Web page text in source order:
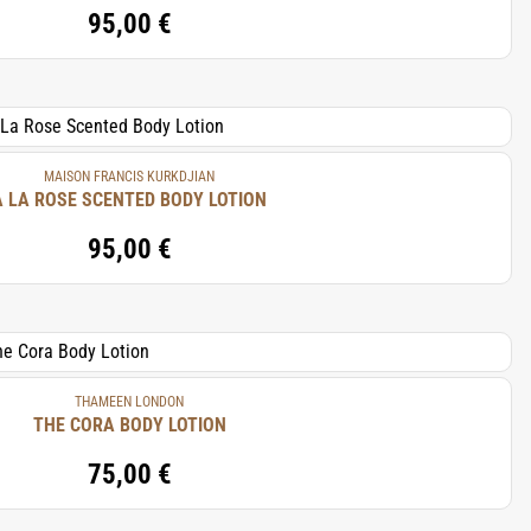
95,00 €
MAISON FRANCIS KURKDJIAN
LA ROSE SCENTED BODY LOTION
95,00 €
THAMEEN LONDON
THE CORA BODY LOTION
75,00 €